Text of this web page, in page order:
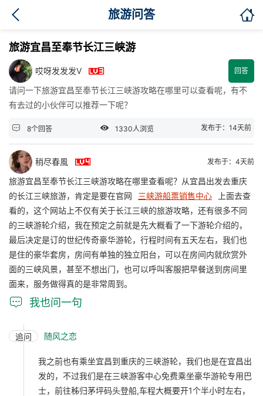
旅游问答 
旅游宜昌至奉节长江三峡游
哎呀发发发V  回答
请问一下旅游宜昌至奉节长江三峡游攻略在哪里可以查看呢，有不
有去过的小伙伴可以推荐一下呢？
 8个回答  1330人浏览 发布于：14天前
稍尽春風  发布于：4天前
旅游宜昌至奉节长江三峡游攻略在哪里查看呢？从宜昌出发去重庆
的长江三峡旅游，肯定是要在官网
三峡游船票销售中心
上面去查
看的，这个网站上不仅有关于长江三峡的旅游攻略，还有很多不同
的三峡游轮介绍，我在预定之前就是先大概看了一下游轮介绍的，
最后决定是订的世纪传奇豪华游轮，行程时间有五天左右，我们也
是住的豪华套房，房间有单独的独立阳台，可以在房间内就欣赏外
面的三峡风景，甚至不想出门，也可以呼叫客服把早餐送到房间里
面来，服务做得真的是非常周到。
 我也问一句
追问 随风之恋
我之前也有乘坐宜昌到重庆的三峡游轮，我们也是在宜昌出
发的，不过我们是在三峡游客中心免费乘坐豪华游轮专用巴
士，前往秭归茅坪码头登船,车程大概要开1个半小时左右，